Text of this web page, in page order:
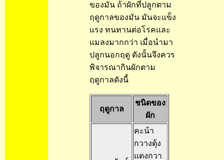
ของมัน ถ้าผักที่ปลูกตาม
ฤดูกาลของมัน มันจะแข็ง
แรง ทนทานต่อโรคและ
แมลงมากกว่า เมื่อนำมา
ปลูกนอกฤดู ดังนั้นจึงควร
พิจารณากินผักตาม
ฤดูกาลดังนี้
ฤดูกาล
ชนิดของ
ผัก
คะน้า
กวางตุ้ง
แตงกวา